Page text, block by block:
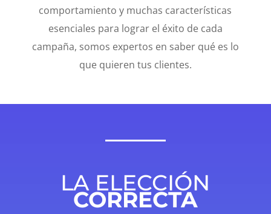
comportamiento y muchas características
esenciales para lograr el éxito de cada
campaña, somos expertos en saber qué es lo
que quieren tus clientes.
LA ELECCIÓN
CORRECTA